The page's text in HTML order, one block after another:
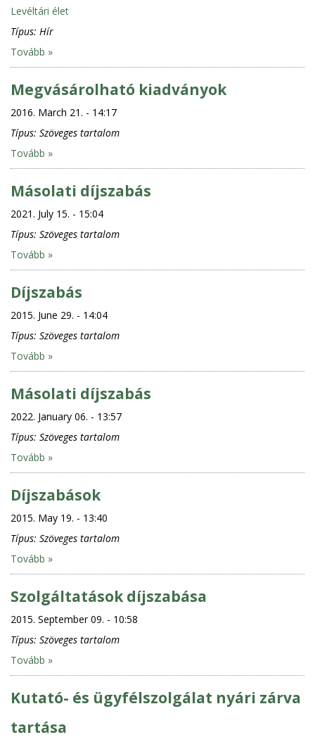
Levéltári élet
Típus: Hír
Tovább »
Megvásárolható kiadványok
2016. March 21. - 14:17
Típus: Szöveges tartalom
Tovább »
Másolati díjszabás
2021. July 15. - 15:04
Típus: Szöveges tartalom
Tovább »
Díjszabás
2015. June 29. - 14:04
Típus: Szöveges tartalom
Tovább »
Másolati díjszabás
2022. January 06. - 13:57
Típus: Szöveges tartalom
Tovább »
Díjszabások
2015. May 19. - 13:40
Típus: Szöveges tartalom
Tovább »
Szolgáltatások díjszabása
2015. September 09. - 10:58
Típus: Szöveges tartalom
Tovább »
Kutató- és ügyfélszolgálat nyári zárva
tartása